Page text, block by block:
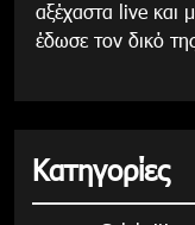
αξέχαστα live και
έδωσε τον δικό
Κατηγορίες